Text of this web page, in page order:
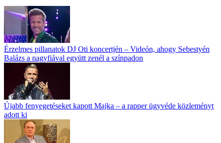
Érzelmes pillanatok DJ Oti koncertjén – Videón, ahogy Sebestyén
Balázs a nagyfiával együtt zenél a színpadon
Újabb fenyegetéseket kapott Majka – a rapper ügyvéde közleményt
adott ki